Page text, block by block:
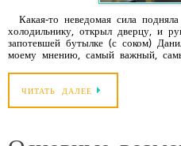
Какая-то неведомая сила
холодильнику, открыл дверцу, и
запотевшей бутылке (с соком)
моему мнению, самый важный,
ЧИТАТЬ ДАЛЕЕ